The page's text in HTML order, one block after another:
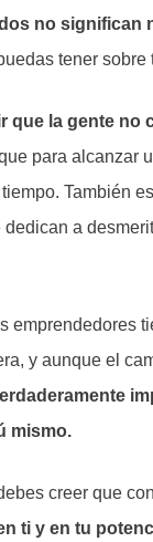
no significan
tener sobre
que la gente no
para alcanzar
También
a
emprendedores
y aunque el
mismo.
creer que
ti y en tu